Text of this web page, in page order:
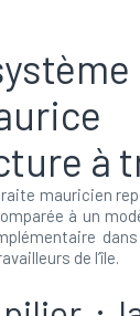
à
mauricien
à un
de l’île.